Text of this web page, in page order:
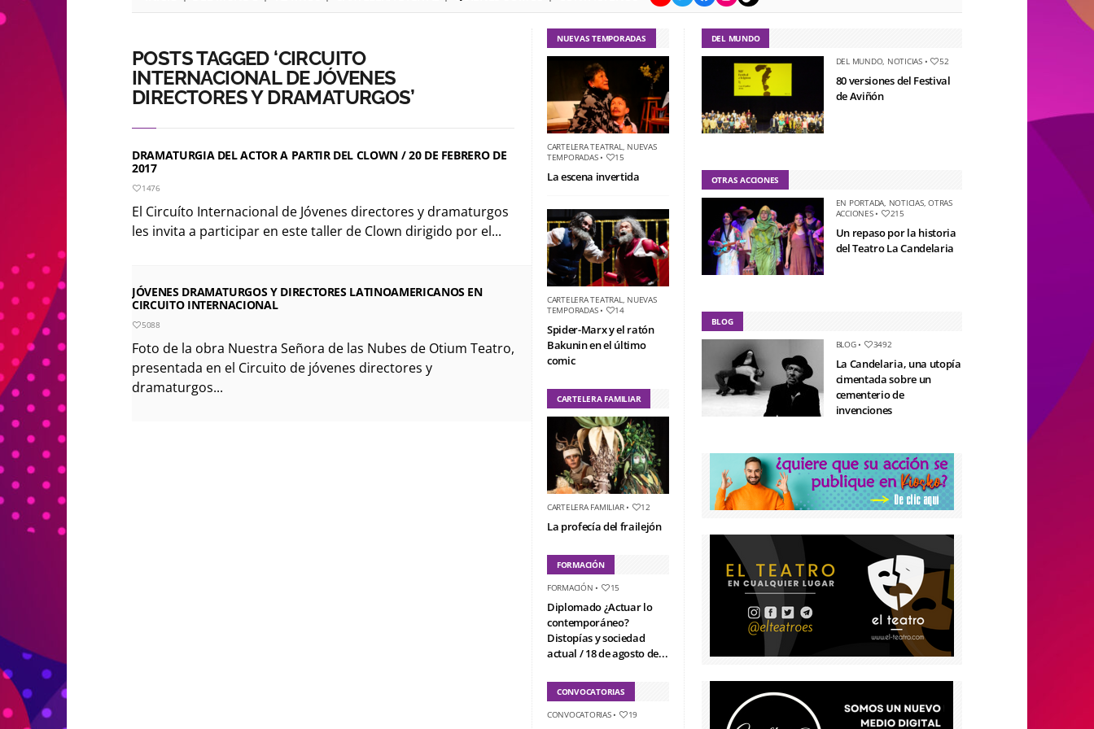
POSTS TAGGED ‘CIRCUITO
INTERNACIONAL DE JÓVENES
DIRECTORES Y DRAMATURGOS’
DRAMATURGIA DEL ACTOR A PARTIR DEL CLOWN / 20 DE FEBRERO DE
2017
1476
El Circuíto Internacional de Jóvenes directores y dramaturgos
les invita a participar en este taller de Clown dirigido por el...
JÓVENES DRAMATURGOS Y DIRECTORES LATINOAMERICANOS EN
CIRCUITO INTERNACIONAL
5088
Foto de la obra Nuestra Señora de las Nubes de Otium Teatro,
presentada en el Circuito de jóvenes directores y
dramaturgos...
NUEVAS TEMPORADAS
CARTELERA TEATRAL, NUEVAS
TEMPORADAS• 15
La escena invertida
CARTELERA TEATRAL, NUEVAS
TEMPORADAS• 14
Spider-Marx y el ratón
Bakunin en el último
comic
CARTELERA FAMILIAR
CARTELERA FAMILIAR• 12
La profecía del frailejón
FORMACIÓN
FORMACIÓN • 15
Diplomado ¿Actuar lo
contemporáneo?
Distopías y sociedad
actual / 18 de agosto de...
CONVOCATORIAS
CONVOCATORIAS• 19
DEL MUNDO
DEL MUNDO, NOTICIAS• 52
80 versiones del Festival
de Aviñón
OTRAS ACCIONES
EN PORTADA, NOTICIAS,OTRAS
ACCIONES• 215
Un repaso por la historia
del Teatro La Candelaria
BLOG
BLOG• 3492
La Candelaria, una utopía
cimentada sobre un
cementerio de
invenciones